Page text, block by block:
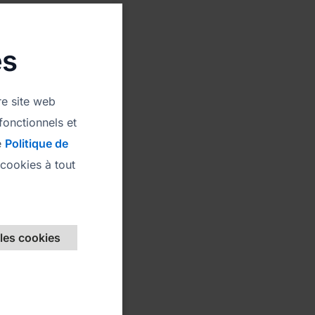
White
FFFFFF
site web
et
Politique de
à tout
cookies